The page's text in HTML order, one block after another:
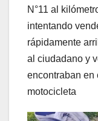
N°11 al
intentando
rápidamente
al ciudadano y
encontraban en
motocicleta